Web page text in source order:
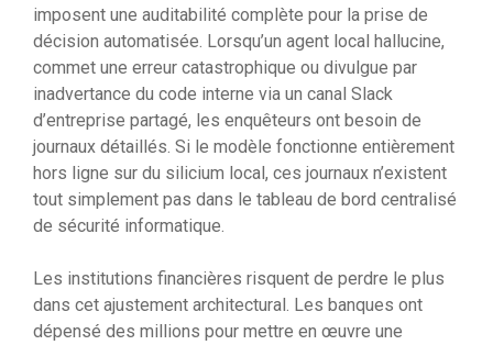
imposent une auditabilité complète pour la prise de
décision automatisée. Lorsqu’un agent local hallucine,
commet une erreur catastrophique ou divulgue par
inadvertance du code interne via un canal Slack
d’entreprise partagé, les enquêteurs ont besoin de
journaux détaillés. Si le modèle fonctionne entièrement
hors ligne sur du silicium local, ces journaux n’existent
tout simplement pas dans le tableau de bord centralisé
de sécurité informatique.
Les institutions financières risquent de perdre le plus
dans cet ajustement architectural. Les banques ont
dépensé des millions pour mettre en œuvre une